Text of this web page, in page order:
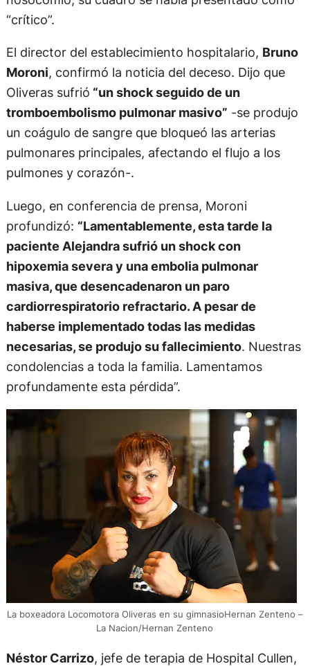
“crítico”.
El director del establecimiento hospitalario, Bruno
Moroni, confirmó la noticia del deceso. Dijo que
Oliveras sufrió “un shock seguido de un
tromboembolismo pulmonar masivo” -se produjo
un coágulo de sangre que bloqueó las arterias
pulmonares principales, afectando el flujo a los
pulmones y corazón-.
Luego, en conferencia de prensa, Moroni
profundizó: “Lamentablemente, esta tarde la
paciente Alejandra sufrió un shock con
hipoxemia severa y una embolia pulmonar
masiva, que desencadenaron un paro
cardiorrespiratorio refractario. A pesar de
haberse implementado todas las medidas
necesarias, se produjo su fallecimiento. Nuestras
condolencias a toda la familia. Lamentamos
profundamente esta pérdida”.
La boxeadora Locomotora Oliveras en su gimnasioHernan Zenteno –
La Nacion/Hernan Zenteno
Néstor Carrizo, jefe de terapia de Hospital Cullen,